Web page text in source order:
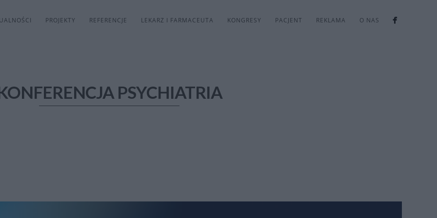
PROJEKTY REFERENCJE LEKARZ I FARMACEUTA KONGRESY PACJENT REKLAMA O NAS
PSYCHIATRIA